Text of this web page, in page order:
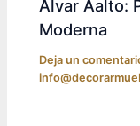
Alvar Aalto:
Moderna
Deja un